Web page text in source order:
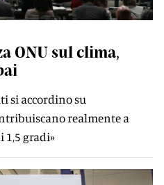
ONU sul clima,
si accordino su
realmente a
gradi»